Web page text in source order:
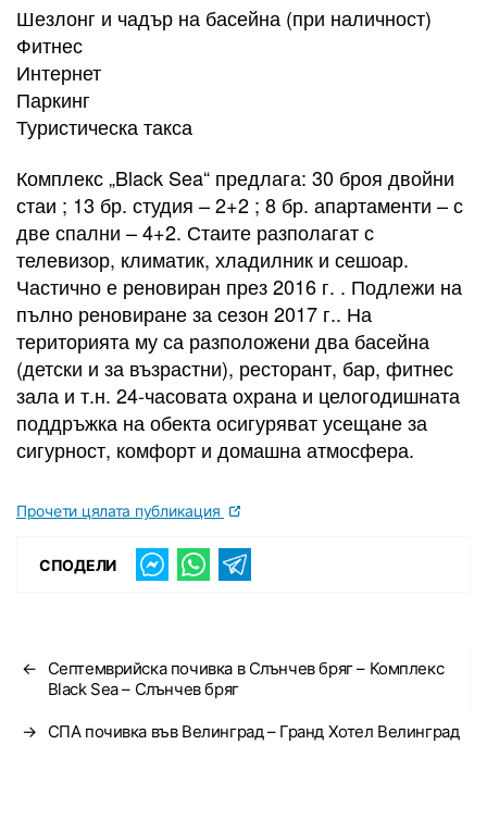
Шезлонг и чадър на басейна (при наличност)
Фитнес
Интернет
Паркинг
Туристическа такса​
Комплекс „Black Sea“ предлага: 30 броя двойни
стаи ; 13 бр. студия – 2+2 ; 8 бр. апартаменти – с
две спални – 4+2. Стаите разполагат с
телевизор, климатик, хладилник и сешоар.
Частично е реновиран през 2016 г. . Подлежи на
пълно реновиране за сезон 2017 г.. На
територията му са разположени два басейна
(детски и за възрастни), ресторант, бар, фитнес
зала и т.н. 24-часовата охрана и целогодишната
поддръжка на обекта осигуряват усещане за
сигурност, комфорт и домашна атмосфера.
Прочети цялата публикация
СПОДЕЛИ
←
Септемврийска почивка в Слънчев бряг – Комплекс
Black Sea – Слънчев бряг
→ СПА почивка във Велинград – Гранд Хотел Велинград